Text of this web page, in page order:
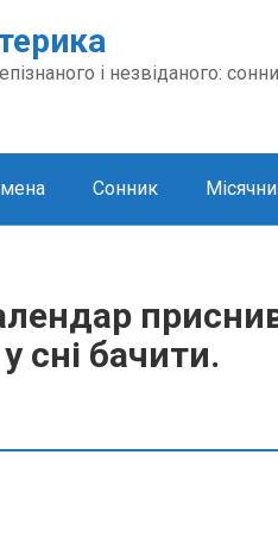
і незвіданого:
Сонник
сні бачити.